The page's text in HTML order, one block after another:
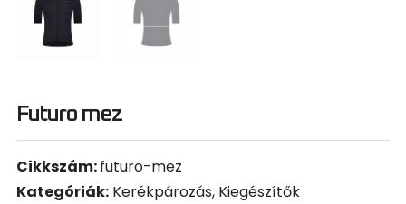
Futuro mez
Cikkszám:futuro-mez
Kategóriák: Kerékpározás, Kiegészítők